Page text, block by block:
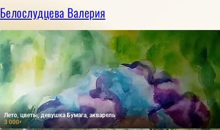
Белослудцева Валерия
Лето, цветы, девушка Бумага, акварель
3 000₽